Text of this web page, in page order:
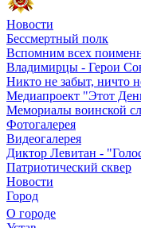
Новости
Бессмертный полк
Вспомним всех
Владимирцы - Герои
Никто не забыт, ничто
Медиапроект "Этот
Мемориалы воинской
Фотогалерея
Видеогалерея
Диктор Левитан -
Патриотический сквер
Новости
Город
О городе